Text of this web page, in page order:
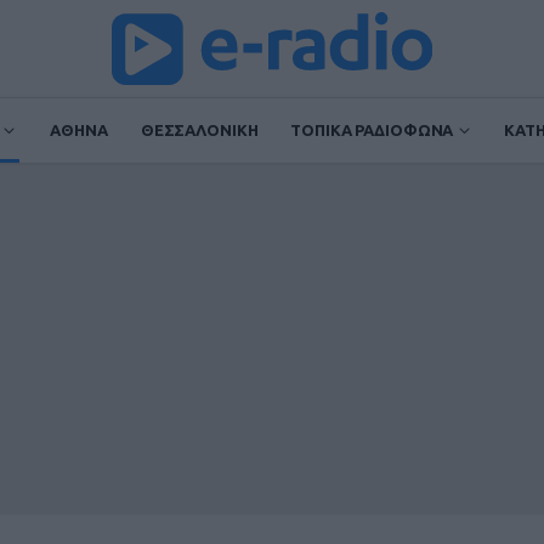
ΑΘΗΝΑ ΘΕΣΣΑΛΟΝΙΚΗ ΤΟΠΙΚΑ ΡΑΔΙΟΦΩΝΑ